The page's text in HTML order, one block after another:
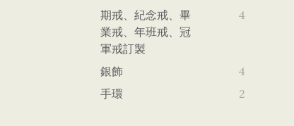
期戒、紀念戒、畢
業戒、年班戒、冠
軍戒訂製
4
銀飾
4
手環
2